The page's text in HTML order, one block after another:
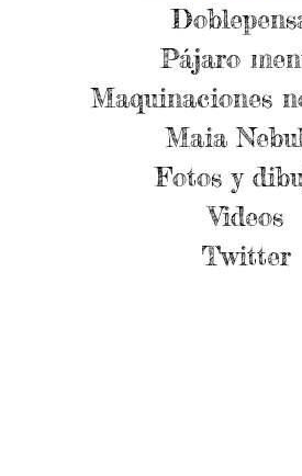
Pájaro
Maquinaciones
Maia
Fotos y
Videos
Twitter